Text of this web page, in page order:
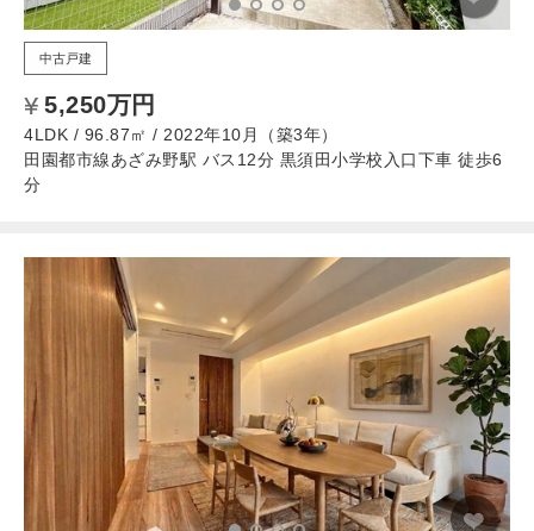
中古戸建
5,250万円
4LDK / 96.87㎡ / 2022年10月（築3年）
田園都市線あざみ野駅 バス12分 黒須田小学校入口下車 徒歩6
分